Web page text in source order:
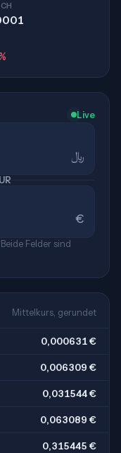
Live
﷼
€
Felder sind
Mittelkurs, gerundet
0,000631 €
0,006309 €
0,031544 €
0,063089 €
0,315445 €